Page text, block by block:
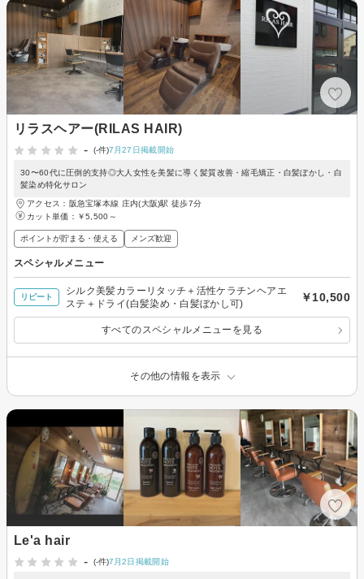
リラスヘアー(RILAS HAIR)
-
(-件)7月27日掲載開始
30〜60代に圧倒的支持◎大人女性を美髪に導く髪質改善・縮毛矯正・白髪ぼかし・白
髪染め特化サロン
アクセス：阪急宝塚本線 庄内(大阪)駅 徒歩7分
カット単価： ￥5,500～
ポイントが貯まる・使える メンズ歓迎
スペシャルメニュー
リピート
シルク美髪カラーリタッチ＋活性ケラチンヘアエ
ステ＋ドライ(白髪染め・白髪ぼかし可)
￥10,500
すべてのスペシャルメニューを見る
その他の情報を表示
Le'a hair
-
(-件)7月2日掲載開始